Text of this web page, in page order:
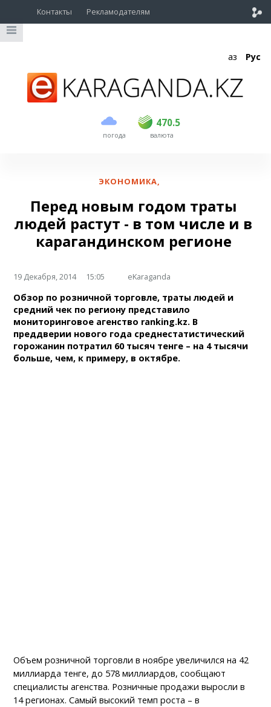
Контакты Рекламодателям
Қаз Рус
погода
470.5
USD 468.5 470.5
EUR валюта
ЭКОНОМИКА,
Перед новым годом траты
людей растут - в том числе и в
карагандинском регионе
19 Декабря, 2014 15:05 eKaraganda
Обзор по розничной торговле, траты людей и
средний чек по региону представило
мониторинговое агенство ranking.kz. В
преддверии нового года среднестатистический
горожанин потратил 60 тысяч тенге – на 4 тысячи
больше, чем, к примеру, в октябре.
Объем розничной торговли в ноябре увеличился на 42
миллиарда тенге, до 578 миллиардов, сообщают
специалисты агенства. Розничные продажи выросли в
14 регионах. Самый высокий темп роста – в